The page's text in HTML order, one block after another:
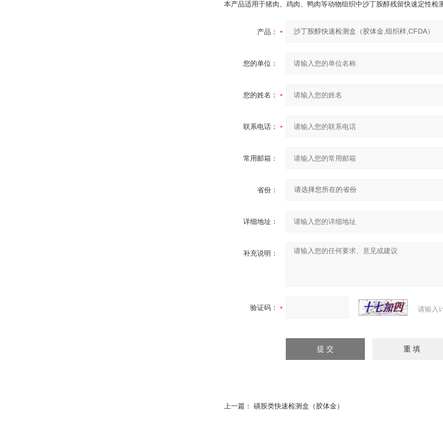
本产品适用于猪肉、鸡肉、鸭肉等动物组织中沙丁胺醇残留快速定性检
产品：
您的单位：
您的姓名：
联系电话：
常用邮箱：
省份：
详细地址：
补充说明：
验证码： 请输入
上一篇： 磺胺类快速检测盒（胶体金）